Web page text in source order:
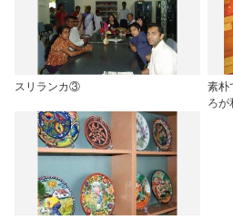
スリランカ③
素朴
ろが